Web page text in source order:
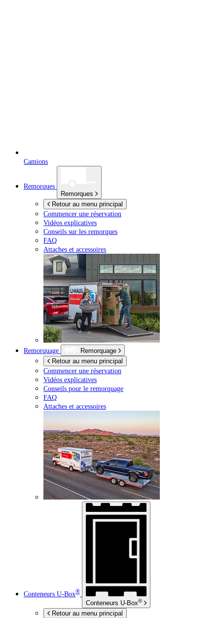
Camions
Remorques
Remorques
Retour au menu principal
Commencer une réservation
Vidéos explicatives
Conseils sur les remorques
FAQ
Attaches et accessoires
Remorquage
Remorquage
Retour au menu principal
Commencer une réservation
Vidéos explicatives
Conseils pour le remorquage
FAQ
Attaches et accessoires
Conteneurs U-Box®
Conteneurs U-Box®
Retour au menu principal